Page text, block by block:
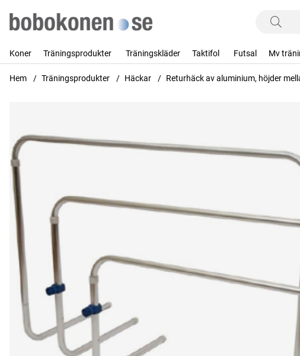
Koner Träningsprodukter Träningskläder Taktifol Futsal Mv
Hem Träningsprodukter Häckar Returhäck av aluminium, höjder